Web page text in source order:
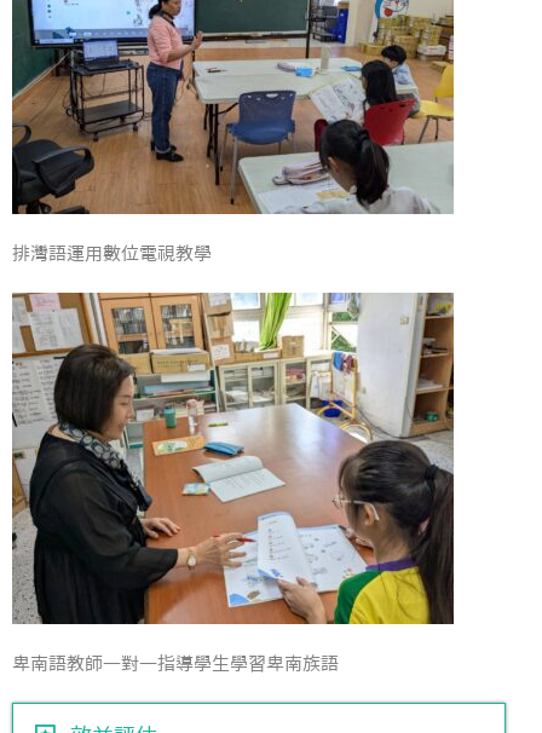
排灣語運用數位電視教學
卑南語教師一對一指導學生學習卑南族語